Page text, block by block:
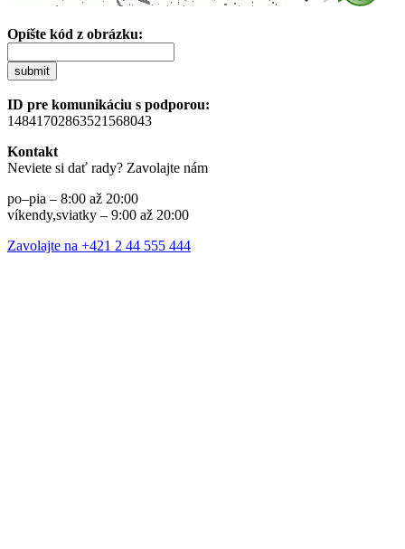
Opíšte kód z obrázku:
submit
ID pre komunikáciu s podporou:
14841702863521568043
Kontakt
Neviete si dať rady? Zavolajte nám
po–pia – 8:00 až 20:00
víkendy,sviatky – 9:00 až 20:00
Zavolajte na +421 2 44 555 444